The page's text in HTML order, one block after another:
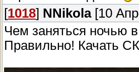
[1018] NNikola[10
Чем заняться ночью
Правильно! Качать